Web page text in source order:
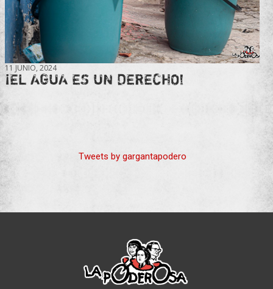
11 JUNIO, 2024
¡EL AGUA ES UN DERECHO!
Tweets by gargantapodero